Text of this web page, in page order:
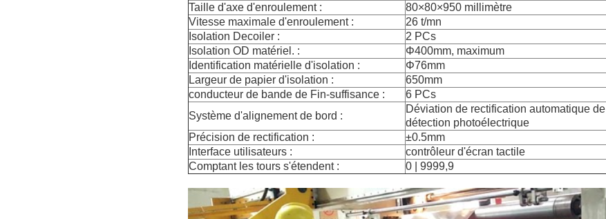
Taille d'axe d'enroulement :
80×80×950 millimètre
Vitesse maximale d'enroulement :
26 t/mn
Isolation Decoiler :
2 PCs
Isolation OD matériel. :
Φ400mm, maximum
Identification matérielle d'isolation :
Φ76mm
Largeur de papier d'isolation :
650mm
conducteur de bande de Fin-suffisance :
6 PCs
Système d'alignement de bord :
Déviation de rectification automatique de
détection photoélectrique
Précision de rectification :
±0.5mm
Interface utilisateurs :
contrôleur d'écran tactile
Comptant les tours s'étendent :
0 | 9999,9